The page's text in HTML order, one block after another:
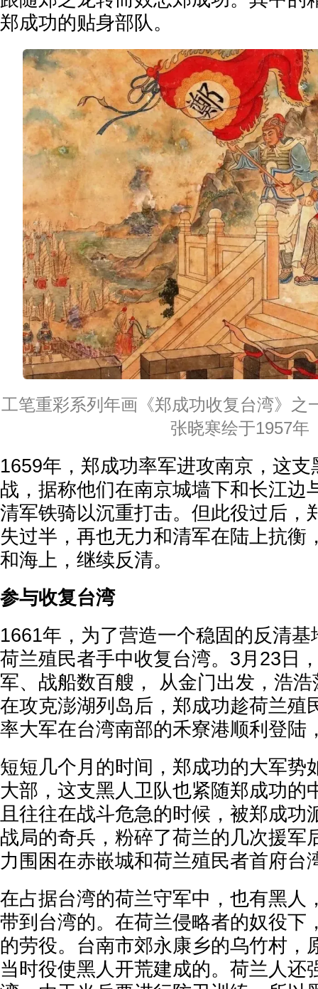
郑成功的贴身部队。
工笔重彩系列年画《郑成功收复台湾》之
张晓寒绘于1957年
1659年，郑成功率军进攻南京，这
战，据称他们在南京城墙下和长江边
清军铁骑以沉重打击。但此役过后，
失过半，再也无力和清军在陆上抗衡
和海上，继续反清。
参与收复台湾
1661年，为了营造一个稳固的反清
荷兰殖民者手中收复台湾。3月23日
军、战船数百艘， 从金门出发，浩
在攻克澎湖列岛后，郑成功趁荷兰殖
率大军在台湾南部的禾寮港顺利登陆
短短几个月的时间，郑成功的大军势
大部，这支黑人卫队也紧随郑成功的
且往往在战斗危急的时候，被郑成功
战局的奇兵，粉碎了荷兰的几次援军
力围困在赤嵌城和荷兰殖民者首府台
在占据台湾的荷兰守军中，也有黑人
带到台湾的。在荷兰侵略者的奴役下
的劳役。台南市郊永康乡的乌竹村，
当时役使黑人开荒建成的。荷兰人还